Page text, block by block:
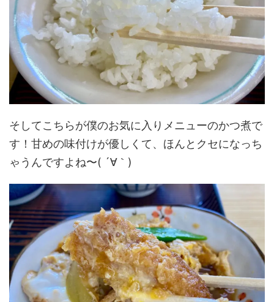
そしてこちらが僕のお気に入りメニューのかつ煮で
す！甘めの味付けが優しくて、ほんとクセになっち
ゃうんですよね〜( ´∀｀)